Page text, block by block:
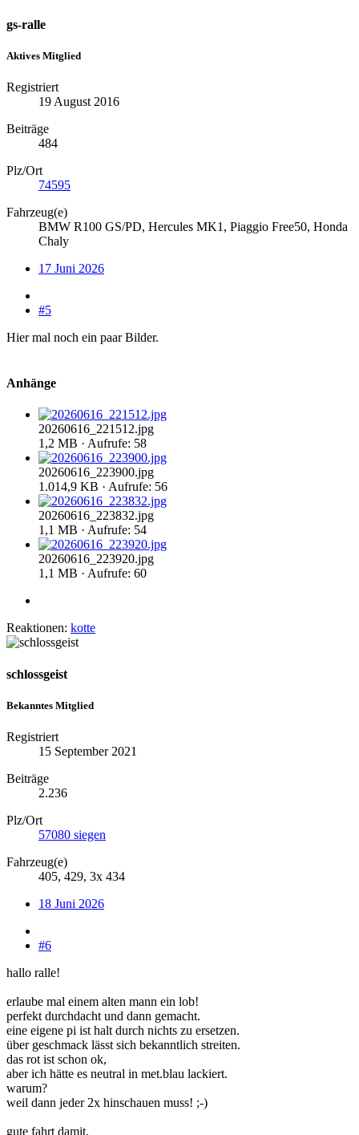
gs-ralle
Aktives Mitglied
Registriert
19 August 2016
Beiträge
484
Plz/Ort
74595
Fahrzeug(e)
BMW R100 GS/PD, Hercules MK1, Piaggio Free50, Honda
Chaly
17 Juni 2026
#5
Hier mal noch ein paar Bilder.
Anhänge
20260616_221512.jpg
1,2 MB · Aufrufe: 58
20260616_223900.jpg
1.014,9 KB · Aufrufe: 56
20260616_223832.jpg
1,1 MB · Aufrufe: 54
20260616_223920.jpg
1,1 MB · Aufrufe: 60
Reaktionen: kotte
schlossgeist
Bekanntes Mitglied
Registriert
15 September 2021
Beiträge
2.236
Plz/Ort
57080 siegen
Fahrzeug(e)
405, 429, 3x 434
18 Juni 2026
#6
hallo ralle!
erlaube mal einem alten mann ein lob!
perfekt durchdacht und dann gemacht.
eine eigene pi ist halt durch nichts zu ersetzen.
über geschmack lässt sich bekanntlich streiten.
das rot ist schon ok,
aber ich hätte es neutral in met.blau lackiert.
warum?
weil dann jeder 2x hinschauen muss! ;-)
gute fahrt damit,